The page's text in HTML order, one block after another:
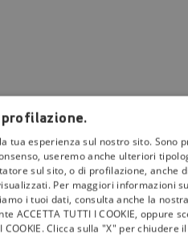
lativù
esperienza sul nostro sito. Sono
useremo anche ulteriori
sul sito, o di profilazione, anche
Per maggiori informazioni
i tuoi dati, consulta anche la
ACCETTA TUTTI I COOKIE, oppure
Clicca sulla "X" per chiudere